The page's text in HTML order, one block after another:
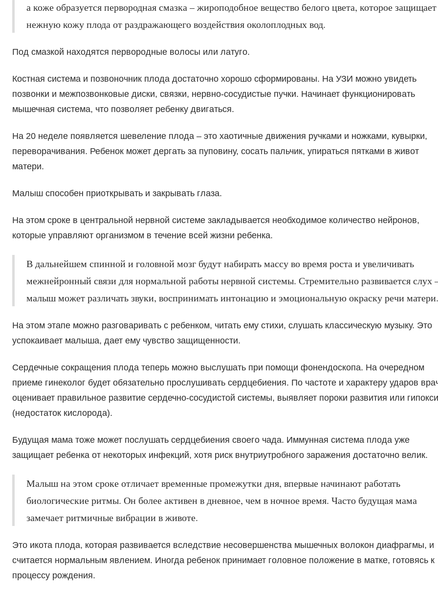
а коже образуется первородная смазка – жироподобное вещество белого цвета, которое защищает
нежную кожу плода от раздражающего воздействия околоплодных вод.
Под смазкой находятся первородные волосы или латуго.
Костная система и позвоночник плода достаточно хорошо сформированы. На УЗИ можно увидеть
позвонки и межпозвонковые диски, связки, нервно-сосудистые пучки. Начинает функционировать
мышечная система, что позволяет ребенку двигаться.
На 20 неделе появляется шевеление плода – это хаотичные движения ручками и ножками, кувырки,
переворачивания. Ребенок может дергать за пуповину, сосать пальчик, упираться пятками в живот
матери.
Малыш способен приоткрывать и закрывать глаза.
На этом сроке в центральной нервной системе закладывается необходимое количество нейронов,
которые управляют организмом в течение всей жизни ребенка.
В дальнейшем спинной и головной мозг будут набирать массу во время роста и увеличивать
межнейронный связи для нормальной работы нервной системы. Стремительно развивается слух
малыш может различать звуки, воспринимать интонацию и эмоциональную окраску речи матери.
На этом этапе можно разговаривать с ребенком, читать ему стихи, слушать классическую музыку. Это
успокаивает малыша, дает ему чувство защищенности.
Сердечные сокращения плода теперь можно выслушать при помощи фонендоскопа. На очередном
приеме гинеколог будет обязательно прослушивать сердцебиения. По частоте и характеру ударов
оценивает правильное развитие сердечно-сосудистой системы, выявляет пороки развития или
(недостаток кислорода).
Будущая мама тоже может послушать сердцебиения своего чада. Иммунная система плода уже
защищает ребенка от некоторых инфекций, хотя риск внутриутробного заражения достаточно велик.
Малыш на этом сроке отличает временные промежутки дня, впервые начинают работать
биологические ритмы. Он более активен в дневное, чем в ночное время. Часто будущая мама
замечает ритмичные вибрации в животе.
Это икота плода, которая развивается вследствие несовершенства мышечных волокон диафрагмы, и
считается нормальным явлением. Иногда ребенок принимает головное положение в матке, готовясь к
процессу рождения.